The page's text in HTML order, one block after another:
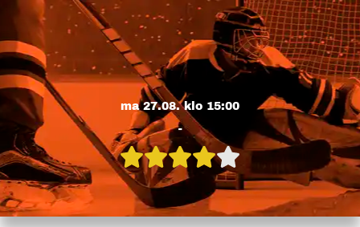
ma 27.08. klo 15:00
-